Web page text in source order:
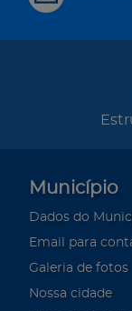
Município
Dados do
Email para
Galeria de fotos
Nossa cidade